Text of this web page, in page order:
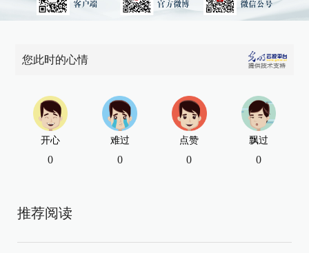
您此时的心情
开心
0
难过
0
点赞
0
飘过
0
推荐阅读